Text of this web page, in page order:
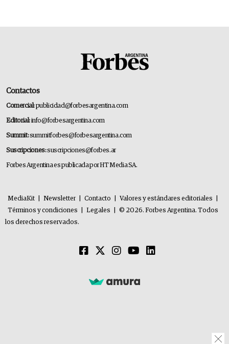
Contactos
Comercial:publicidad@forbesargentina.com
Editorial:info@forbesargentina.com
Summit:summitforbes@forbesargentina.com
Suscripciones:suscripciones@forbes.ar
Forbes Argentina es publicada por HT Media SA.
MediaKit Newsletter Contacto Valores y estándares editoriales
Términos y condiciones
Legales
© 2026. Forbes Argentina. Todos
los derechos reservados.